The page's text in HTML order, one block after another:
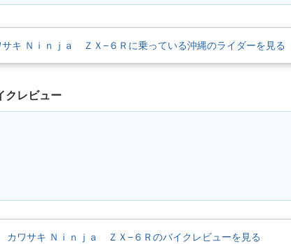
ecial Edition
2013年 Ninja ZX-6R AB
2013年 Ninja ZX-6R・
2012年
サキ Ｎｉｎｊａ ＺＸ−６Ｒに乗っている沖縄のライダーを見る
クレビュー
カワサキ Ｎｉｎｊａ ＺＸ−６Ｒのバイクレビューを見る